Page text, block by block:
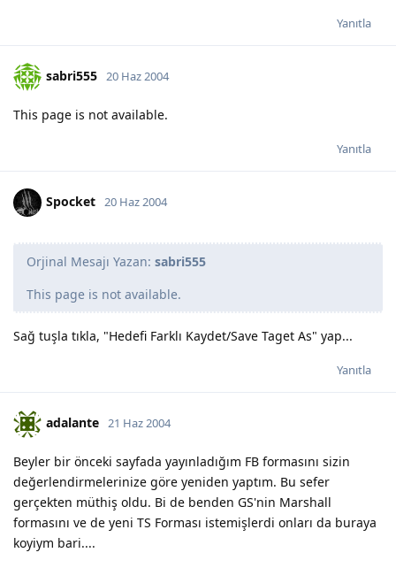
Yanıtla
sabri555 20 Haz 2004
This page is not available.
Yanıtla
Spocket 20 Haz 2004
Orjinal Mesajı Yazan: sabri555
This page is not available.
Sağ tuşla tıkla, "Hedefi Farklı Kaydet/Save Taget As" yap...
Yanıtla
adalante 21 Haz 2004
Beyler bir önceki sayfada yayınladığım FB formasını sizin
değerlendirmelerinize göre yeniden yaptım. Bu sefer
gerçekten müthiş oldu. Bi de benden GS'nin Marshall
formasını ve de yeni TS Forması istemişlerdi onları da buraya
koyiym bari....